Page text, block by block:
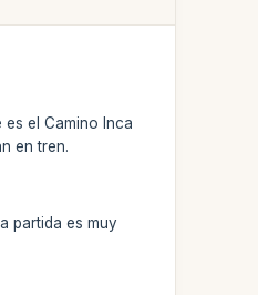
el Camino Inca
en tren.
partida es muy